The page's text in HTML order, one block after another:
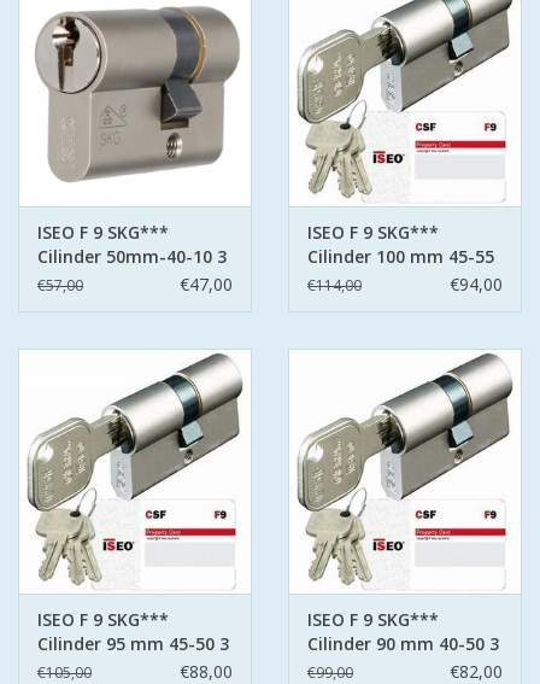
ISEO F 9 SKG***
Cilinder 50mm-40-10 3
sleutels
€57,00 €47,00
ISEO F 9 SKG***
Cilinder 100 mm 45-55
3 sleutels
€114,00 €94,00
ISEO F 9 SKG***
Cilinder 95 mm 45-50 3
sleutels
€105,00 €88,00
ISEO F 9 SKG***
Cilinder 90 mm 40-50 3
sleutels
€99,00 €82,00